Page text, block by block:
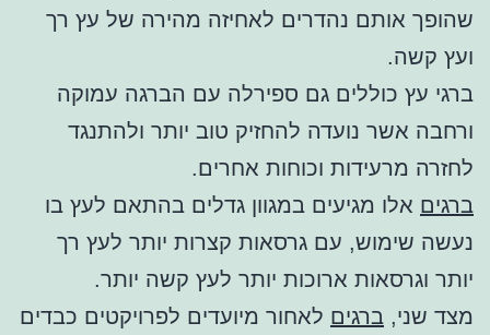
שהופך אותם נהדרים לאחיזה מהירה של עץ רך
ועץ קשה.
ברגי עץ כוללים גם ספירלה עם הברגה עמוקה
ורחבה אשר נועדה להחזיק טוב יותר ולהתנגד
לחזרה מרעידות וכוחות אחרים.
ברגים אלו מגיעים במגוון גדלים בהתאם לעץ בו
נעשה שימוש, עם גרסאות קצרות יותר לעץ רך
יותר וגרסאות ארוכות יותר לעץ קשה יותר.
מצד שני, ברגים לאחור מיועדים לפרויקטים כבדים